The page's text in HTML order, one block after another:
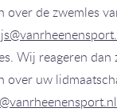
over de zwemles
Wij reageren dan
over uw